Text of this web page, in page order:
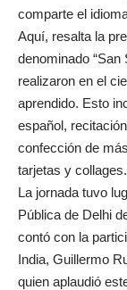
comparte el
Aquí, resalta la
denominado
realizaron en el
aprendido. Esto
español,
confección de
tarjetas y collages.
La jornada tuvo
Pública de Delhi
contó con la
India, Guillermo
quien aplaudió